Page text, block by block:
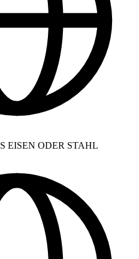
EISEN ODER STAHL